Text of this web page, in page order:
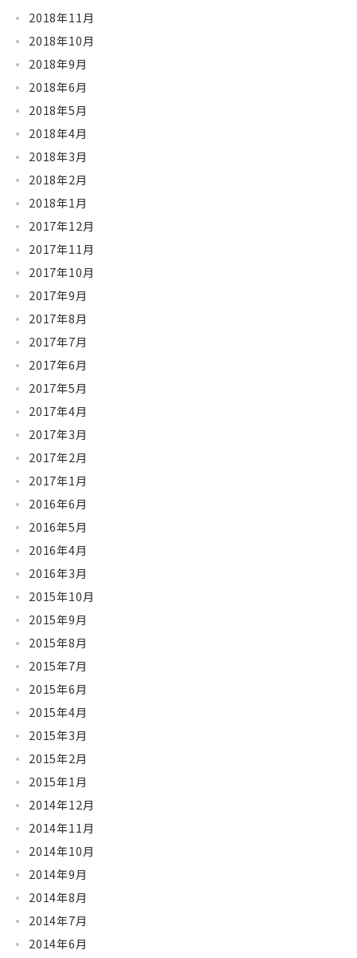
2018年11月
2018年10月
2018年9月
2018年6月
2018年5月
2018年4月
2018年3月
2018年2月
2018年1月
2017年12月
2017年11月
2017年10月
2017年9月
2017年8月
2017年7月
2017年6月
2017年5月
2017年4月
2017年3月
2017年2月
2017年1月
2016年6月
2016年5月
2016年4月
2016年3月
2015年10月
2015年9月
2015年8月
2015年7月
2015年6月
2015年4月
2015年3月
2015年2月
2015年1月
2014年12月
2014年11月
2014年10月
2014年9月
2014年8月
2014年7月
2014年6月